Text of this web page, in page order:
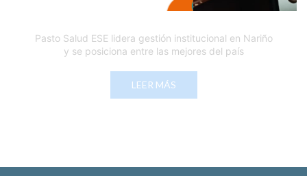
Pasto Salud E.S.E. capacita a sus equipos directivos
en normatividad disciplinaria
LEER MÁS